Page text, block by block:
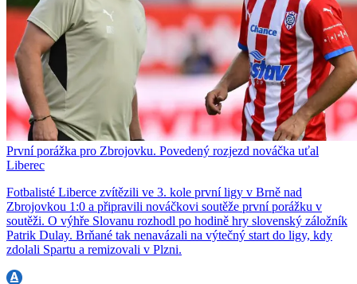
První porážka pro Zbrojovku. Povedený rozjezd nováčka uťal
Liberec
Fotbalisté Liberce zvítězili ve 3. kole první ligy v Brně nad
Zbrojovkou 1:0 a připravili nováčkovi soutěže první porážku v
soutěži. O výhře Slovanu rozhodl po hodině hry slovenský záložník
Patrik Dulay. Brňané tak nenavázali na výtečný start do ligy, kdy
zdolali Spartu a remizovali v Plzni.